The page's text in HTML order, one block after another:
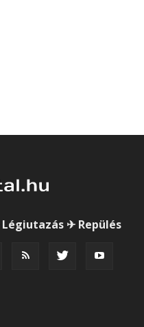
✈ Repülés